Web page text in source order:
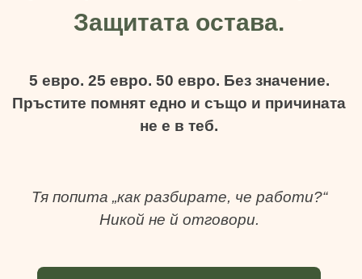
Защитата остава.
5 евро. 25 евро. 50 евро. Без значение.
Пръстите помнят едно и също и причината
не е в теб.
Тя попита „как разбирате, че работи?“
Никой не й отговори.